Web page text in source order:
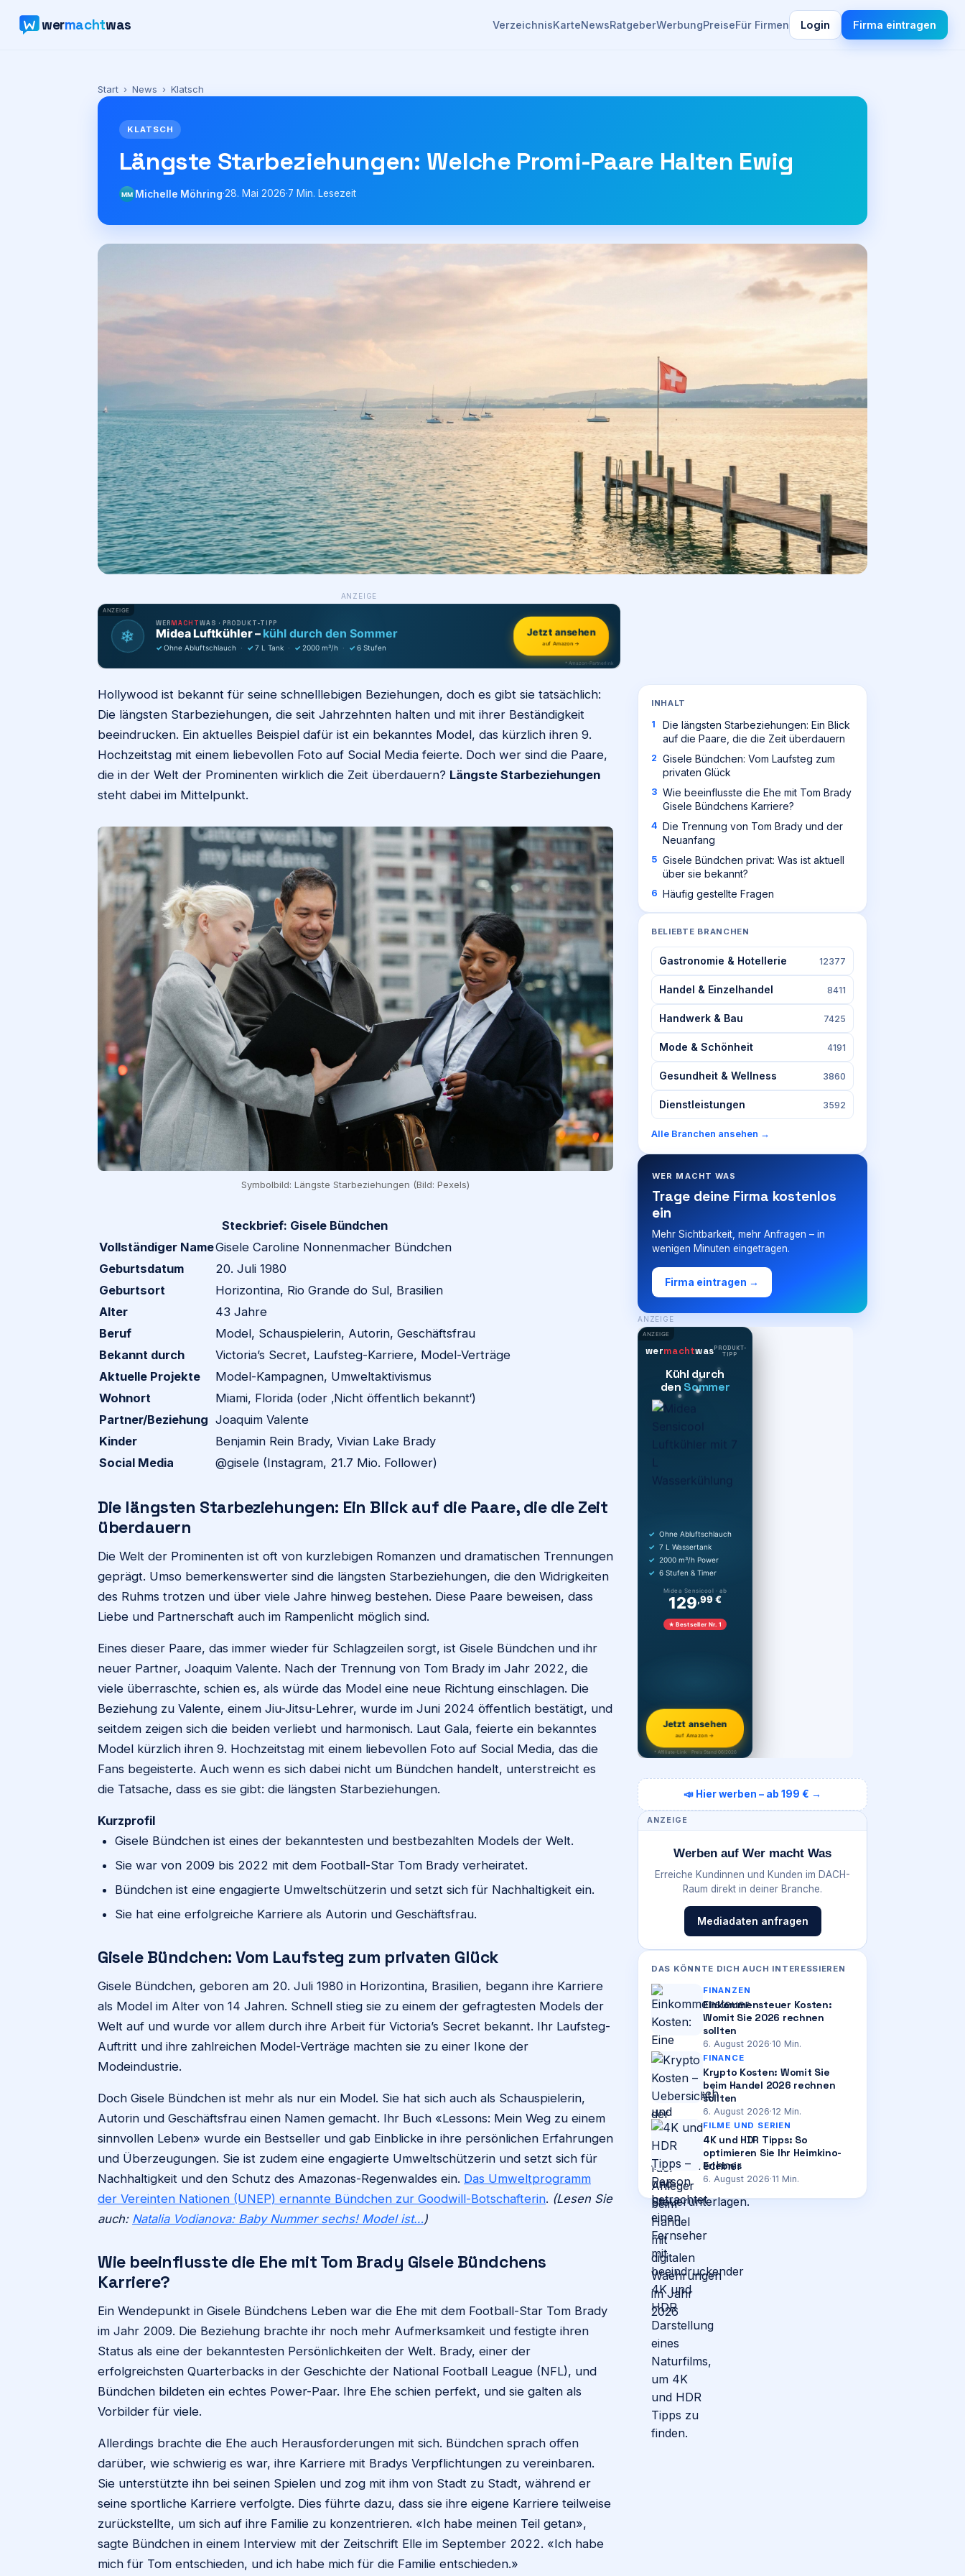
wermachtwas VerzeichnisKarteNewsRatgeberWerbungPreiseFür Firmen Login Firma eintragen
Start › News › Klatsch
KLATSCH
Längste Starbeziehungen: Welche Promi-Paare Halten Ewig
MM Michelle Möhring·28. Mai 2026·7 Min. Lesezeit
ANZEIGE
ANZEIGE
❄
WERMACHTWAS · PRODUKT-TIPP
Midea Luftkühler – kühl durch den Sommer
✓ Ohne Abluftschlauch · ✓ 7 L Tank · ✓ 2000 m³/h · ✓ 6 Stufen
Jetzt ansehen
auf Amazon →
* Amazon-Partnerlink
Hollywood ist bekannt für seine schnelllebigen Beziehungen, doch es gibt sie tatsächlich:
Die längsten Starbeziehungen, die seit Jahrzehnten halten und mit ihrer Beständigkeit
beeindrucken. Ein aktuelles Beispiel dafür ist ein bekanntes Model, das kürzlich ihren 9.
Hochzeitstag mit einem liebevollen Foto auf Social Media feierte. Doch wer sind die Paare,
die in der Welt der Prominenten wirklich die Zeit überdauern? Längste Starbeziehungen
steht dabei im Mittelpunkt.
Symbolbild: Längste Starbeziehungen (Bild: Pexels)
Steckbrief: Gisele Bündchen
Vollständiger NameGisele Caroline Nonnenmacher Bündchen
Geburtsdatum
20. Juli 1980
Geburtsort
Horizontina, Rio Grande do Sul, Brasilien
Alter
43 Jahre
Beruf
Model, Schauspielerin, Autorin, Geschäftsfrau
Bekannt durch
Victoria’s Secret, Laufsteg-Karriere, Model-Verträge
Aktuelle Projekte
Model-Kampagnen, Umweltaktivismus
Wohnort
Miami, Florida (oder ‚Nicht öffentlich bekannt‘)
Partner/Beziehung Joaquim Valente
Kinder
Benjamin Rein Brady, Vivian Lake Brady
Social Media
@gisele (Instagram, 21.7 Mio. Follower)
Die längsten Starbeziehungen: Ein Blick auf die Paare, die die Zeit
überdauern
Die Welt der Prominenten ist oft von kurzlebigen Romanzen und dramatischen Trennungen
geprägt. Umso bemerkenswerter sind die längsten Starbeziehungen, die den Widrigkeiten
des Ruhms trotzen und über viele Jahre hinweg bestehen. Diese Paare beweisen, dass
Liebe und Partnerschaft auch im Rampenlicht möglich sind.
Eines dieser Paare, das immer wieder für Schlagzeilen sorgt, ist Gisele Bündchen und ihr
neuer Partner, Joaquim Valente. Nach der Trennung von Tom Brady im Jahr 2022, die
viele überraschte, schien es, als würde das Model eine neue Richtung einschlagen. Die
Beziehung zu Valente, einem Jiu-Jitsu-Lehrer, wurde im Juni 2024 öffentlich bestätigt, und
seitdem zeigen sich die beiden verliebt und harmonisch. Laut Gala, feierte ein bekanntes
Model kürzlich ihren 9. Hochzeitstag mit einem liebevollen Foto auf Social Media, das die
Fans begeisterte. Auch wenn es sich dabei nicht um Bündchen handelt, unterstreicht es
die Tatsache, dass es sie gibt: die längsten Starbeziehungen.
Kurzprofil
Gisele Bündchen ist eines der bekanntesten und bestbezahlten Models der Welt.
Sie war von 2009 bis 2022 mit dem Football-Star Tom Brady verheiratet.
Bündchen ist eine engagierte Umweltschützerin und setzt sich für Nachhaltigkeit ein.
Sie hat eine erfolgreiche Karriere als Autorin und Geschäftsfrau.
Gisele Bündchen: Vom Laufsteg zum privaten Glück
Gisele Bündchen, geboren am 20. Juli 1980 in Horizontina, Brasilien, begann ihre Karriere
als Model im Alter von 14 Jahren. Schnell stieg sie zu einem der gefragtesten Models der
Welt auf und wurde vor allem durch ihre Arbeit für Victoria’s Secret bekannt. Ihr Laufsteg-
Auftritt und ihre zahlreichen Model-Verträge machten sie zu einer Ikone der
Modeindustrie.
Doch Gisele Bündchen ist mehr als nur ein Model. Sie hat sich auch als Schauspielerin,
Autorin und Geschäftsfrau einen Namen gemacht. Ihr Buch «Lessons: Mein Weg zu einem
sinnvollen Leben» wurde ein Bestseller und gab Einblicke in ihre persönlichen Erfahrungen
und Überzeugungen. Sie ist zudem eine engagierte Umweltschützerin und setzt sich für
Nachhaltigkeit und den Schutz des Amazonas-Regenwaldes ein. Das Umweltprogramm
der Vereinten Nationen (UNEP) ernannte Bündchen zur Goodwill-Botschafterin. (Lesen Sie
auch: Natalia Vodianova: Baby Nummer sechs! Model ist…)
Wie beeinflusste die Ehe mit Tom Brady Gisele Bündchens
Karriere?
Ein Wendepunkt in Gisele Bündchens Leben war die Ehe mit dem Football-Star Tom Brady
im Jahr 2009. Die Beziehung brachte ihr noch mehr Aufmerksamkeit und festigte ihren
Status als eine der bekanntesten Persönlichkeiten der Welt. Brady, einer der
erfolgreichsten Quarterbacks in der Geschichte der National Football League (NFL), und
Bündchen bildeten ein echtes Power-Paar. Ihre Ehe schien perfekt, und sie galten als
Vorbilder für viele.
Allerdings brachte die Ehe auch Herausforderungen mit sich. Bündchen sprach offen
darüber, wie schwierig es war, ihre Karriere mit Bradys Verpflichtungen zu vereinbaren.
Sie unterstützte ihn bei seinen Spielen und zog mit ihm von Stadt zu Stadt, während er
seine sportliche Karriere verfolgte. Dies führte dazu, dass sie ihre eigene Karriere teilweise
zurückstellte, um sich auf ihre Familie zu konzentrieren. «Ich habe meinen Teil getan»,
sagte Bündchen in einem Interview mit der Zeitschrift Elle im September 2022. «Ich habe
mich für Tom entschieden, und ich habe mich für die Familie entschieden.»
INHALT
Die längsten Starbeziehungen: Ein Blick
auf die Paare, die die Zeit überdauern
Gisele Bündchen: Vom Laufsteg zum
privaten Glück
Wie beeinflusste die Ehe mit Tom Brady
Gisele Bündchens Karriere?
Die Trennung von Tom Brady und der
Neuanfang
Gisele Bündchen privat: Was ist aktuell
über sie bekannt?
Häufig gestellte Fragen
BELIEBTE BRANCHEN
Gastronomie & Hotellerie 12377
Handel & Einzelhandel 8411
Handwerk & Bau 7425
Mode & Schönheit 4191
Gesundheit & Wellness 3860
Dienstleistungen 3592
Alle Branchen ansehen →
WER MACHT WAS
Trage deine Firma kostenlos
ein
Mehr Sichtbarkeit, mehr Anfragen – in
wenigen Minuten eingetragen.
Firma eintragen →
ANZEIGE
ANZEIGE
wermachtwasPRODUKT-
TIPP
Kühl durch
den Sommer
Ohne Abluftschlauch
7 L Wassertank
2000 m³/h Power
6 Stufen & Timer
Midea Sensicool · ab
129,99 €
★ Bestseller Nr. 1
Jetzt ansehen
auf Amazon →
* Affiliate-Link · Preis Stand 06/2026
📣 Hier werben – ab 199 € →
ANZEIGE
Werben auf Wer macht Was
Erreiche Kundinnen und Kunden im DACH-
Raum direkt in deiner Branche.
Mediadaten anfragen
DAS KÖNNTE DICH AUCH INTERESSIEREN
FINANZEN
Einkommensteuer Kosten:
Womit Sie 2026 rechnen
sollten
6. August 2026·10 Min.
FINANCE
Krypto Kosten: Womit Sie
beim Handel 2026 rechnen
sollten
6. August 2026·12 Min.
FILME UND SERIEN
4K und HDR Tipps: So
optimieren Sie Ihr Heimkino-
Erlebnis
6. August 2026·11 Min.